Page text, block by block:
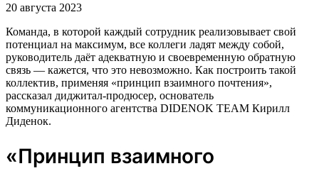
20 августа 2023
Команда, в которой каждый сотрудник реализовывает свой
потенциал на максимум, все коллеги ладят между собой,
руководитель даёт адекватную и своевременную обратную
связь — кажется, что это невозможно. Как построить такой
коллектив, применяя «принцип взаимного почтения»,
рассказал диджитал-продюсер, основатель
коммуникационного агентства DIDENOK TEAM Кирилл
Диденок.
«Принцип взаимного